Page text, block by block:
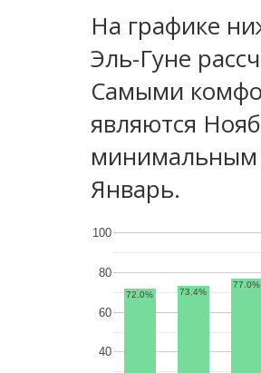
На графике
Эль-Гуне
Самыми
являются
минимальным
Январь.
40
60
80
100
72.0% 73.4%
77.0%